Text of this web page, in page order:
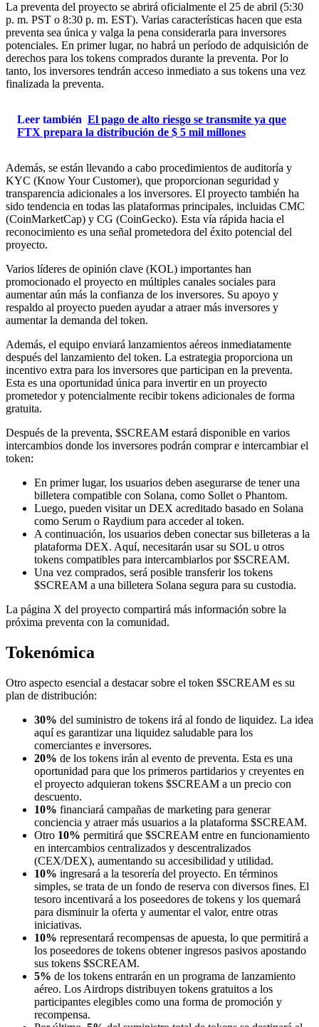
La preventa del proyecto se abrirá oficialmente el 25 de abril (5:30
p. m. PST o 8:30 p. m. EST). Varias características hacen que esta
preventa sea única y valga la pena considerarla para inversores
potenciales. En primer lugar, no habrá un período de adquisición de
derechos para los tokens comprados durante la preventa. Por lo
tanto, los inversores tendrán acceso inmediato a sus tokens una vez
finalizada la preventa.
Leer también El pago de alto riesgo se transmite ya que
FTX prepara la distribución de $ 5 mil millones
Además, se están llevando a cabo procedimientos de auditoría y
KYC (Know Your Customer), que proporcionan seguridad y
transparencia adicionales a los inversores. El proyecto también ha
sido tendencia en todas las plataformas principales, incluidas CMC
(CoinMarketCap) y CG (CoinGecko). Esta vía rápida hacia el
reconocimiento es una señal prometedora del éxito potencial del
proyecto.
Varios líderes de opinión clave (KOL) importantes han
promocionado el proyecto en múltiples canales sociales para
aumentar aún más la confianza de los inversores. Su apoyo y
respaldo al proyecto pueden ayudar a atraer más inversores y
aumentar la demanda del token.
Además, el equipo enviará lanzamientos aéreos inmediatamente
después del lanzamiento del token. La estrategia proporciona un
incentivo extra para los inversores que participan en la preventa.
Esta es una oportunidad única para invertir en un proyecto
prometedor y potencialmente recibir tokens adicionales de forma
gratuita.
Después de la preventa, $SCREAM estará disponible en varios
intercambios donde los inversores podrán comprar e intercambiar el
token:
En primer lugar, los usuarios deben asegurarse de tener una
billetera compatible con Solana, como Sollet o Phantom.
Luego, pueden visitar un DEX acreditado basado en Solana
como Serum o Raydium para acceder al token.
A continuación, los usuarios deben conectar sus billeteras a la
plataforma DEX. Aquí, necesitarán usar su SOL u otros
tokens compatibles para intercambiarlos por $SCREAM.
Una vez comprados, será posible transferir los tokens
$SCREAM a una billetera Solana segura para su custodia.
La página X del proyecto compartirá más información sobre la
próxima preventa con la comunidad.
Tokenómica
Otro aspecto esencial a destacar sobre el token $SCREAM es su
plan de distribución:
30% del suministro de tokens irá al fondo de liquidez. La idea
aquí es garantizar una liquidez saludable para los
comerciantes e inversores.
20% de los tokens irán al evento de preventa. Esta es una
oportunidad para que los primeros partidarios y creyentes en
el proyecto adquieran tokens $SCREAM a un precio con
descuento.
10% financiará campañas de marketing para generar
conciencia y atraer más usuarios a la plataforma $SCREAM.
Otro 10% permitirá que $SCREAM entre en funcionamiento
en intercambios centralizados y descentralizados
(CEX/DEX), aumentando su accesibilidad y utilidad.
10% ingresará a la tesorería del proyecto. En términos
simples, se trata de un fondo de reserva con diversos fines. El
tesoro incentivará a los poseedores de tokens y los quemará
para disminuir la oferta y aumentar el valor, entre otras
iniciativas.
10% representará recompensas de apuesta, lo que permitirá a
los poseedores de tokens obtener ingresos pasivos apostando
sus tokens $SCREAM.
5% de los tokens entrarán en un programa de lanzamiento
aéreo. Los Airdrops distribuyen tokens gratuitos a los
participantes elegibles como una forma de promoción y
recompensa.